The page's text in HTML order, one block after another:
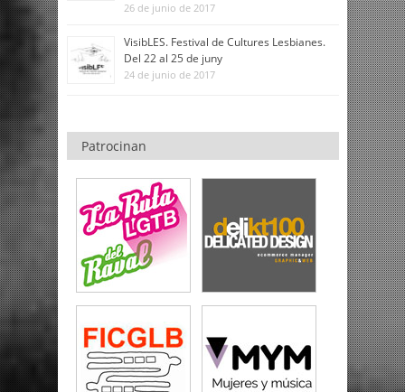
26 de junio de 2017
VisibLES. Festival de Cultures Lesbianes.
Del 22 al 25 de juny
24 de junio de 2017
Patrocinan